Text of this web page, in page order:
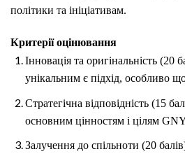
політики та ініціативам.
Критерії оцінювання
Інновація та оригінальність (20
унікальним є підхід, особливо
Стратегічна відповідність (15
основним цінностям і цілям
Залучення до спільноти (20